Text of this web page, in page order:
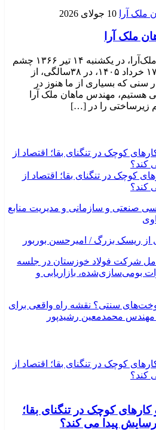
10 جولای 2026
ملک آرا
به گزارش کلام قلم، ماهان ملک‌آرا، در یکشنبه ۱۴ تیر ۱۳۶۶ چشم
به جهان گشود و در یکشنبه ۱۷ خرداد ۱۴۰۵، در ۳۸سالگی، از
سنی که بسیاری از ما هنوز در
هستیم، مهندس ماهان ملک آرا
زیرساختی را در […]
کوچک در تنگنای بقا؛ اقتصاد از
کند؟
صنعتی و سازمانی و مدیریت منابع
از ریسک بزرگ / امیرحسن بوربور
شرکت فولاد خوزستان در جلسه
بومی‌سازی‌شده، بازاریابی و
سنتی؟ نقشه راه واقعی برای
محمدمعین رشیدپور
کوچک در تنگنای بقا؛
پیدا می کند؟